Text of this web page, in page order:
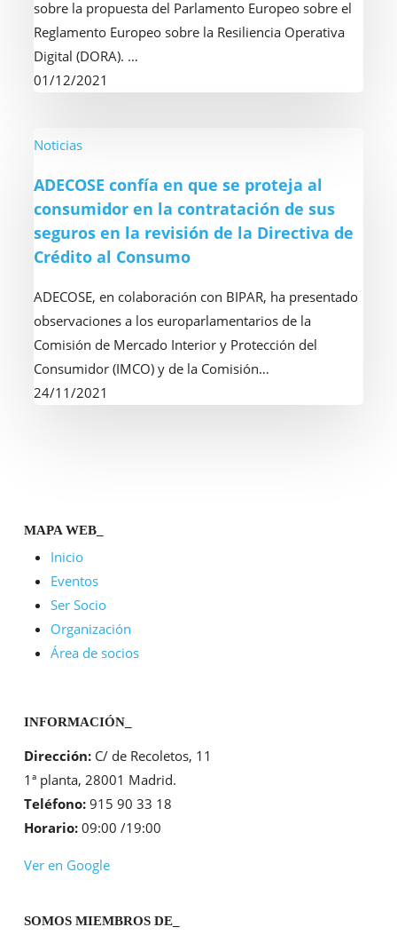
a
los
mediadores
de
del
de
aplicación
de
DORA
sobre la propuesta del Parlamento Europeo sobre el
Reglamento Europeo sobre la Resiliencia Operativa
Digital (DORA). …
01/12/2021
ADECOSE
en
que
se
proteja
consumidor
en
la
contratación
de
revisión
Crédito
Noticias
ADECOSE confía en que se proteja al
consumidor en la contratación de sus
seguros en la revisión de la Directiva de
Crédito al Consumo
ADECOSE, en colaboración con BIPAR, ha presentado
observaciones a los europarlamentarios de la
Comisión de Mercado Interior y Protección del
Consumidor (IMCO) y de la Comisión…
24/11/2021
MAPA WEB_
Inicio
Eventos
Ser Socio
Organización
Área de socios
INFORMACIÓN_
Dirección:C/ de Recoletos, 11
1ª planta, 28001 Madrid.
Teléfono:915 90 33 18
Horario:09:00 /19:00
Ver en Google
SOMOS MIEMBROS DE_